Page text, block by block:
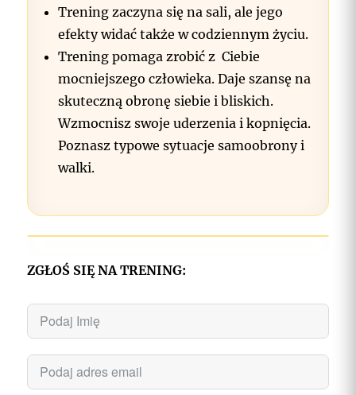
Trening zaczyna się na sali, ale jego
efekty widać także w codziennym życiu.
Trening pomaga zrobić z Ciebie
mocniejszego człowieka. Daje szansę na
skuteczną obronę siebie i bliskich.
Wzmocnisz swoje uderzenia i kopnięcia.
Poznasz typowe sytuacje samoobrony i
walki.
ZGŁOŚ SIĘ NA TRENING: